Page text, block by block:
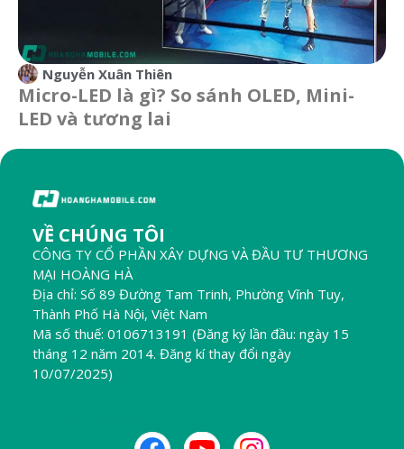
Nguyễn Xuân Thiên
Micro-LED là gì? So sánh OLED, Mini-
LED và tương lai
VỀ CHÚNG TÔI
CÔNG TY CỔ PHẦN XÂY DỰNG VÀ ĐẦU TƯ THƯƠNG
MẠI HOÀNG HÀ
Địa chỉ: Số 89 Đường Tam Trinh, Phường Vĩnh Tuy,
Thành Phố Hà Nội, Việt Nam
Mã số thuế: 0106713191 (Đăng ký lần đầu: ngày 15
tháng 12 năm 2014. Đăng kí thay đổi ngày
10/07/2025)